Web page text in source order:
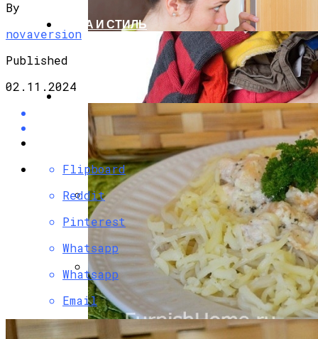
Разбираемся, Какие Виды Проклятий
Соседи Могут Применить К Вашему
Дому
МОДА И СТИЛЬ
Как Хранить Зимнюю Одежду И Обувь
РЕЦЕПТЫ
By
novaversion
Published
02.11.2024
Flipboard
Reddit
Pinterest
Whatsapp
Whatsapp
Email